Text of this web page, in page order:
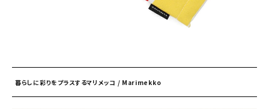
暮らしに彩りをプラスするマリメッコ / Marimekko